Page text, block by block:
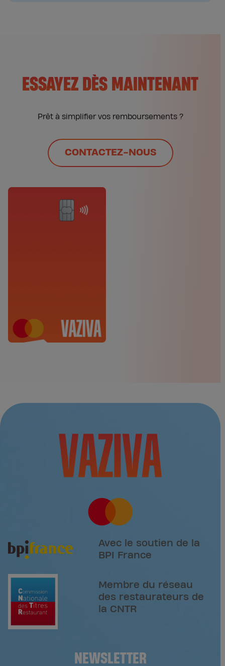
ESSAYEZ DÈS MAINTENANT
Prêt à simplifier vos remboursements ?
CONTACTEZ-NOUS
NEWSLETTER
Avec le soutien de la
BPI France
Membre du réseau
des restaurateurs de
la CNTR